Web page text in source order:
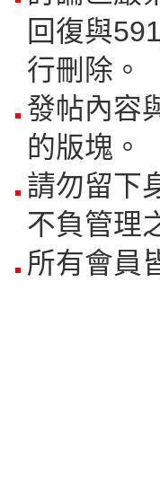
回復與
行刪除。
發帖內容
的版塊。
請勿留下
不負管理
所有會員